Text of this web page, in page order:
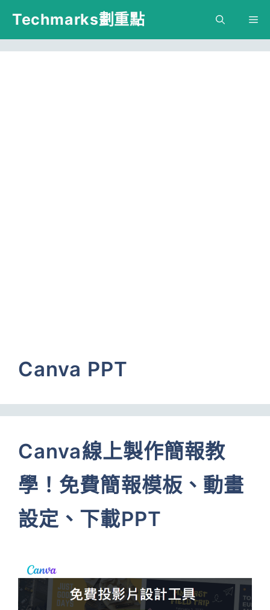
跳
主
Techmarks劃重點
Canva PPT
Canva線上製作簡報教
學！免費簡報模板、動畫
設定、下載PPT